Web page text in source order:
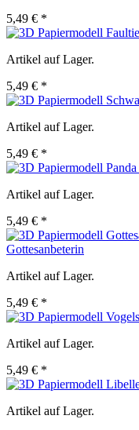
5,49 € *
Artikel auf Lager.
5,49 € *
Artikel auf Lager.
5,49 € *
Artikel auf Lager.
5,49 € *
Gottesanbeterin
Artikel auf Lager.
5,49 € *
Artikel auf Lager.
5,49 € *
Artikel auf Lager.